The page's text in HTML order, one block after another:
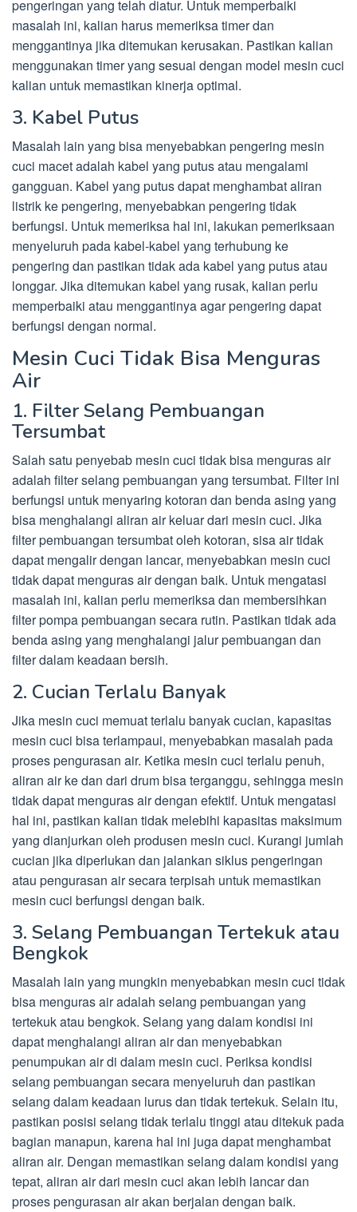
pengeringan yang telah diatur. Untuk memperbaiki
masalah ini, kalian harus memeriksa timer dan
menggantinya jika ditemukan kerusakan. Pastikan kalian
menggunakan timer yang sesuai dengan model mesin cuci
kalian untuk memastikan kinerja optimal.
3. Kabel Putus
Masalah lain yang bisa menyebabkan pengering mesin
cuci macet adalah kabel yang putus atau mengalami
gangguan. Kabel yang putus dapat menghambat aliran
listrik ke pengering, menyebabkan pengering tidak
berfungsi. Untuk memeriksa hal ini, lakukan pemeriksaan
menyeluruh pada kabel-kabel yang terhubung ke
pengering dan pastikan tidak ada kabel yang putus atau
longgar. Jika ditemukan kabel yang rusak, kalian perlu
memperbaiki atau menggantinya agar pengering dapat
berfungsi dengan normal.
Mesin Cuci Tidak Bisa Menguras
Air
1. Filter Selang Pembuangan
Tersumbat
Salah satu penyebab mesin cuci tidak bisa menguras air
adalah filter selang pembuangan yang tersumbat. Filter ini
berfungsi untuk menyaring kotoran dan benda asing yang
bisa menghalangi aliran air keluar dari mesin cuci. Jika
filter pembuangan tersumbat oleh kotoran, sisa air tidak
dapat mengalir dengan lancar, menyebabkan mesin cuci
tidak dapat menguras air dengan baik. Untuk mengatasi
masalah ini, kalian perlu memeriksa dan membersihkan
filter pompa pembuangan secara rutin. Pastikan tidak ada
benda asing yang menghalangi jalur pembuangan dan
filter dalam keadaan bersih.
2. Cucian Terlalu Banyak
Jika mesin cuci memuat terlalu banyak cucian, kapasitas
mesin cuci bisa terlampaui, menyebabkan masalah pada
proses pengurasan air. Ketika mesin cuci terlalu penuh,
aliran air ke dan dari drum bisa terganggu, sehingga mesin
tidak dapat menguras air dengan efektif. Untuk mengatasi
hal ini, pastikan kalian tidak melebihi kapasitas maksimum
yang dianjurkan oleh produsen mesin cuci. Kurangi jumlah
cucian jika diperlukan dan jalankan siklus pengeringan
atau pengurasan air secara terpisah untuk memastikan
mesin cuci berfungsi dengan baik.
3. Selang Pembuangan Tertekuk atau
Bengkok
Masalah lain yang mungkin menyebabkan mesin cuci tidak
bisa menguras air adalah selang pembuangan yang
tertekuk atau bengkok. Selang yang dalam kondisi ini
dapat menghalangi aliran air dan menyebabkan
penumpukan air di dalam mesin cuci. Periksa kondisi
selang pembuangan secara menyeluruh dan pastikan
selang dalam keadaan lurus dan tidak tertekuk. Selain itu,
pastikan posisi selang tidak terlalu tinggi atau ditekuk pada
bagian manapun, karena hal ini juga dapat menghambat
aliran air. Dengan memastikan selang dalam kondisi yang
tepat, aliran air dari mesin cuci akan lebih lancar dan
proses pengurasan air akan berjalan dengan baik.